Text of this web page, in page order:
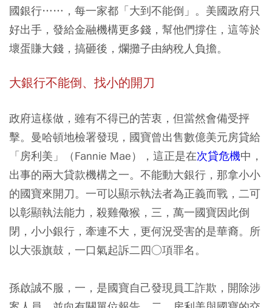
國銀行……，每一家都「大到不能倒」。美國政府只
好出手，發給金融機構更多錢，幫他們撐住，這等於
壞蛋賺大錢，搞砸後，爛攤子由納稅人負擔。
大銀行不能倒、找小的開刀
政府這樣做，雖有不得已的苦衷，但當然會備受抨
擊。曼哈頓地檢署發現，國寶曾出售數億美元房貸給
「房利美」（Fannie Mae），這正是在次貸危機中，
出事的兩大貸款機構之一。不能動大銀行，那拿小小
的國寶來開刀。一可以顯示執法者為正義而戰，二可
以彰顯執法能力，殺雞儆猴，三，萬一國寶因此倒
閉，小小銀行，牽連不大，更何況受害的是華裔。所
以大張旗鼓，一口氣起訴二四○項罪名。
孫啟誠不服，一，是國寶自己發現員工詐欺，開除涉